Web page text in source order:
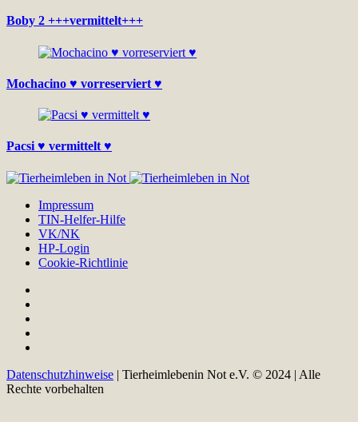
Boby 2 +++vermittelt+++
Mochacino ♥ vorreserviert ♥
Pacsi ♥ vermittelt ♥
Impressum
TIN-Helfer-Hilfe
VK/NK
HP-Login
Cookie-Richtlinie
Datenschutzhinweise | Tierheimlebenin Not e.V. © 2024 | Alle
Rechte vorbehalten